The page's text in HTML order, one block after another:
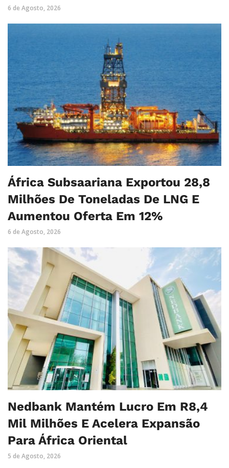
6 de Agosto, 2026
África Subsaariana Exportou 28,8
Milhões De Toneladas De LNG E
Aumentou Oferta Em 12%
6 de Agosto, 2026
Nedbank Mantém Lucro Em R8,4
Mil Milhões E Acelera Expansão
Para África Oriental
5 de Agosto, 2026